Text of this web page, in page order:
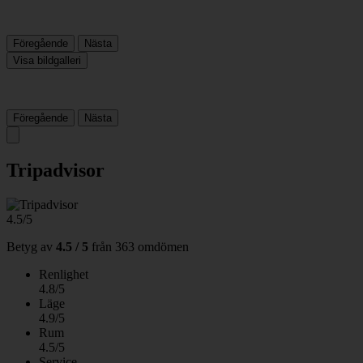
Föregående
Nästa
Visa bildgalleri
Föregående Nästa
Tripadvisor
4.5/5
Betyg av 4.5 / 5 från 363 omdömen
Renlighet
4.8/5
Läge
4.9/5
Rum
4.5/5